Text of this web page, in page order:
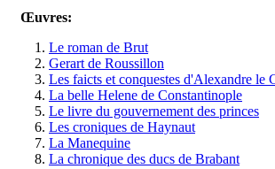
Œuvres:
Le roman de Brut
Gerart de Roussillon
Les faicts et conquestes d'Alexandre le
La belle Helene de Constantinople
Le livre du gouvernement des princes
Les croniques de Haynaut
La Manequine
La chronique des ducs de Brabant